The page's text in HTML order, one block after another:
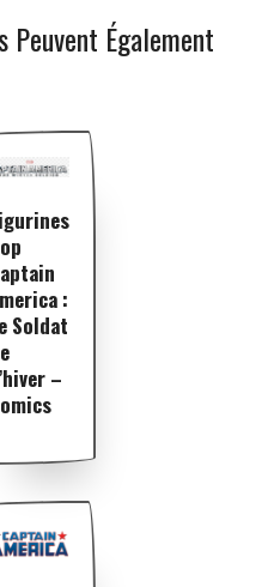
Peuvent Également
:
Soldat
–